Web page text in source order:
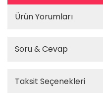
Ürün Yorumları
Soru & Cevap
Taksit Seçenekleri